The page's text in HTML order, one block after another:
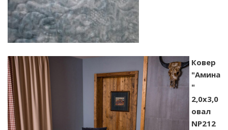
Ковер
"Амина
"
2,0х3,0
овал
NP212